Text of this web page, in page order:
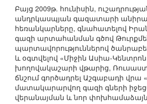
Բայց 2009թ. հունիսին,
անդրկասպյան գազատարի
հեռանկարները, գնահատելով
գազի արտահանման գծով
պարտավորություններով
և օգտվելով «Միջին Ասիա-Կենտրոն
խողովակաշարի վթարից,
ճնշում գործադրել Աշգաբադի վրա
մատակարարվող գազի գների
վերանայման և նոր